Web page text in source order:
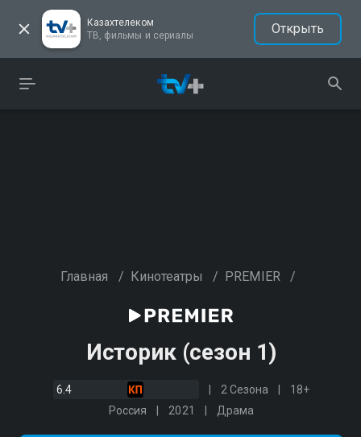
Казахтелеком
ТВ, фильмы и сериалы
Открыть
Главная / Кинотеатры / PREMIER /
Историк (сезон 1)
6.4 2 Сезона
18+
Россия
2021 Драма